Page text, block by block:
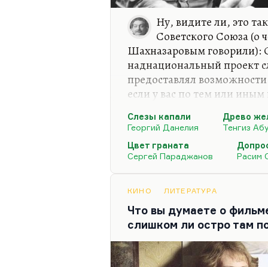
Ну, видите ли, это
Советского Союза (о
Шахназаровым говорили):
наднациональный проект
предоставлял
если у вас по тем или
могла быть снята на
Украине; а если у вас не
снять в Армении, в
Саша Альшванг, ныне
оба в 80-м году были
девятнадцать, а мне —…
Слезы капали
Георгий Данелия
Древо
Тенгиз
Цвет граната
Сергей Параджанов
Расим
КИНО ЛИТЕРАТУРА
Что вы думаете о
слишком ли остро там